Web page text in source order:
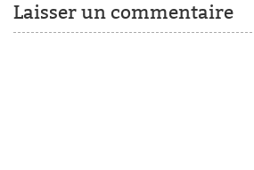
Laisser un commentaire